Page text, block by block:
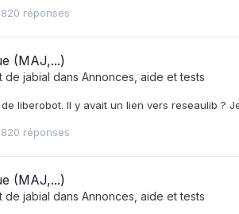
820 réponses
(MAJ,...)
de jabial dans Annonces, aide et tests
liberobot. Il y avait un lien vers reseaulib ?
820 réponses
(MAJ,...)
de jabial dans Annonces, aide et tests